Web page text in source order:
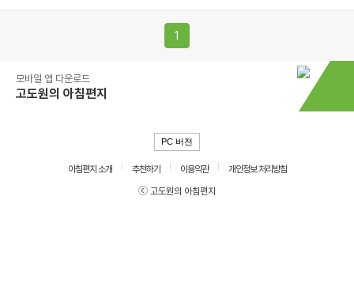
1
모바일 앱 다운로드
고도원의 아침편지
PC 버전
아침편지 소개 추천하기 이용약관
개인정보 처리방침
ⓒ 고도원의 아침편지